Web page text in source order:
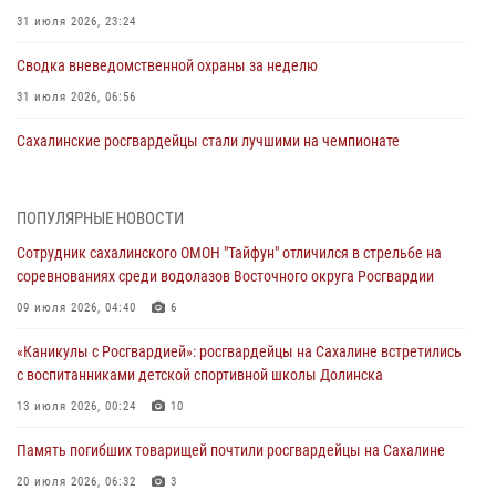
31 июля 2026, 23:24
Сводка вневедомственной охраны за неделю
31 июля 2026, 06:56
Сахалинские росгвардейцы стали лучшими на чемпионате
методические сборы с сотрудниками контрольно-технических
пунктов
30 июля 2026, 07:18
8 единиц огнестрельного оружия и 400 патронов изъяли
росгвардейцы у нарушителей на Сахалине
30 июля 2026, 07:02
Сводка вневедомственной охраны за неделю
24 июля 2026, 05:58
ПОПУЛЯРНЫЕ НОВОСТИ
Сотрудник сахалинского ОМОН "Тайфун" отличился в стрельбе на
соревнованиях среди водолазов Восточного округа Росгвардии
09 июля 2026, 04:40 6
«Каникулы с Росгвардией»: росгвардейцы на Сахалине встретились
с воспитанниками детской спортивной школы Долинска
13 июля 2026, 00:24 10
Память погибших товарищей почтили росгвардейцы на Сахалине
20 июля 2026, 06:32 3